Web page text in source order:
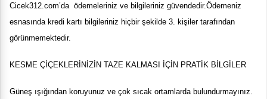
Cicek312 .com’da ödemeleriniz ve bilgileriniz güvendedir.Ödemeniz
esnasında kredi kartı bilgileriniz hiçbir şekilde 3. kişiler tarafından
görünmemektedir.
KESME ÇİÇEKLERİNİZİN TAZE KALMASI İÇİN PRATİK BİLGİLER
Güneş ışığından koruyunuz ve çok sıcak ortamlarda bulundurmayınız.